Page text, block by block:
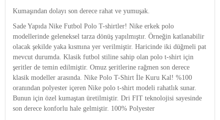
Kumaşından dolayı son derece rahat ve yumuşak.
Sade Yapıda Nike Futbol Polo T-shirtler! Nike erkek polo
modellerinde geleneksel tarza dönüş yapılmıştır. Örneğin katlanabilir
olacak şekilde yaka kısmına yer verilmiştir. Haricinde iki düğmeli pat
mevcut durumda. Klasik futbol stiline sahip olan polo t-shirt için
şeritler de temin edilmiştir. Omuz şeritlerine rağmen son derece
klasik modeller arasında. Nike Polo T-Shirt İle Kuru Kal! %100
oranından polyester içeren Nike polo t-shirt modeli rahatlık sunar.
Bunun için özel kumaştan üretilmiştir. Dri FIT teknolojisi sayesinde
son derece konforlu hale gelmiştir. 100% Polyester